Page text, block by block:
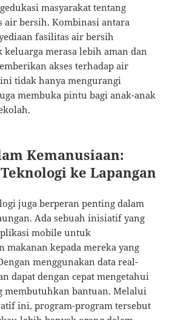
masyarakat tentang
air bersih. Kombinasi antara
fasilitas air bersih
keluarga merasa lebih aman dan
akses terhadap air
tidak hanya mengurangi
membuka pintu bagi anak-anak
Kemanusiaan:
ke Lapangan
juga berperan penting dalam
Ada sebuah inisiatif yang
mobile untuk
makanan kepada mereka yang
menggunakan data real-
dapat dengan cepat mengetahui
membutuhkan bantuan. Melalui
ini, program-program tersebut